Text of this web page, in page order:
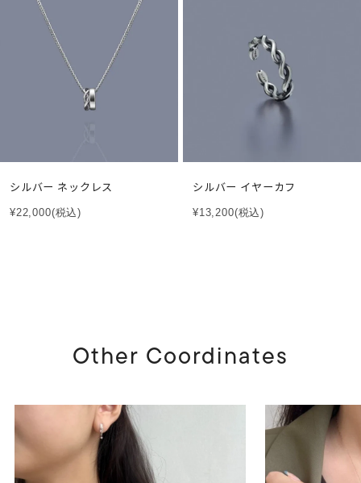
シルバー ネックレス
¥22,000(税込)
シルバー イヤーカフ
¥13,200(税込)
Other Coordinates